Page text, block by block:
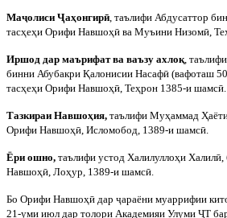
Маҷолиси Ҷаҳонгирӣ , таълифи Абдусаттор
тасҳеҳи Орифи Навшоҳӣ ва Муъини Низомӣ ,
Иршод дар маърифат ва ваъзу ахлоқ ,
бинни Абубакри Қалонисии Насафӣ (вафоташ
тасҳеҳи Орифи Навшоҳӣ , Теҳрон 1385-и шамсӣ
Тазкираи Навшоҳия, таълифи Муҳаммад
Орифи Навшоҳӣ , Исломобод, 1389-и шамсӣ
Ёри ошно, таълифи устод Халилуллоҳи Халилӣ
Навшоҳӣ , Лоҳур, 1389-и шамсӣ
Бо Орифи Навшоҳӣ дар ҷараёни муаррифии
21-уми июл дар толори Академияи Улуми ҶТ